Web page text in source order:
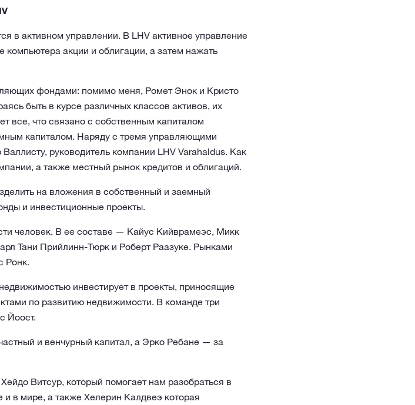
в активном управлении. В LHV активное управление
акции и облигации, а затем нажать
фондами: помимо меня, Ромет Энок и Кристо
быть в курсе различных классов активов, их
все, что связано с собственным капиталом
капиталом. Наряду с тремя управляющими
руководитель компании LHV Varahaldus. Как
а также местный рынок кредитов и облигаций.
на вложения в собственный и заемный
и инвестиционные проекты.
человек. В ее составе — Кайус Кийврамеэс, Микк
Тани Прийлинн-Тюрк и Роберт Раазуке. Рынками
Ронк.
инвестирует в проекты, приносящие
по развитию недвижимости. В команде три
Йоост.
и венчурный капитал, а Эрко Ребане — за
Витсур, который помогает нам разобраться в
в мире, а также Хелерин Калдвеэ которая